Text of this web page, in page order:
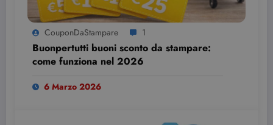
CouponDaStampare 1
Buonpertutti buoni sconto da stampare:
come funziona nel 2026
6 Marzo 2026